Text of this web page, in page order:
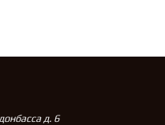
д. 6